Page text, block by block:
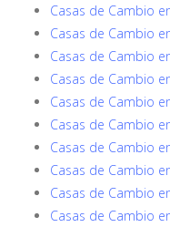
Casas de Cambio
Casas de Cambio
Casas de Cambio
Casas de Cambio
Casas de Cambio
Casas de Cambio
Casas de Cambio
Casas de Cambio
Casas de Cambio
Casas de Cambio